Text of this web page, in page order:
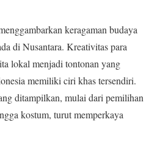
keragaman budaya
di Nusantara. Kreativitas para
lokal menjadi tontonan yang
memiliki ciri khas tersendiri.
ditampilkan, mulai dari pemilihan
kostum, turut memperkaya